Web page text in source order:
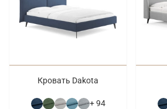
Кровать Dakota
+ 94